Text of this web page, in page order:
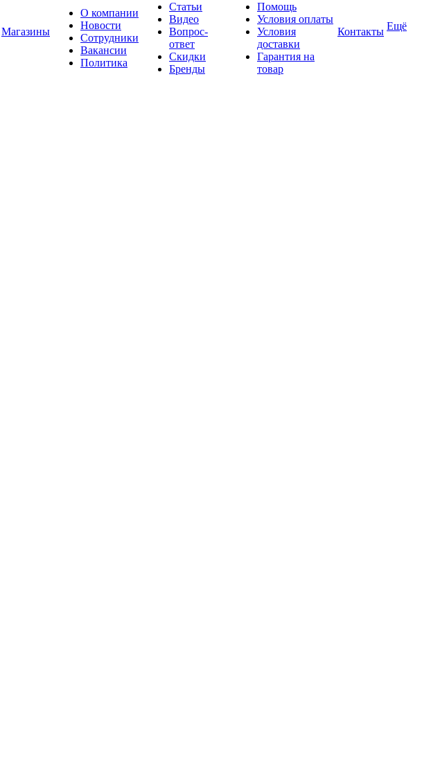
Магазины
О компании
Новости
Сотрудники
Вакансии
Политика
Статьи
Видео
Вопрос-
ответ
Скидки
Бренды
Помощь
Условия оплаты
Условия
доставки
Гарантия на
товар
Контакты Ещё